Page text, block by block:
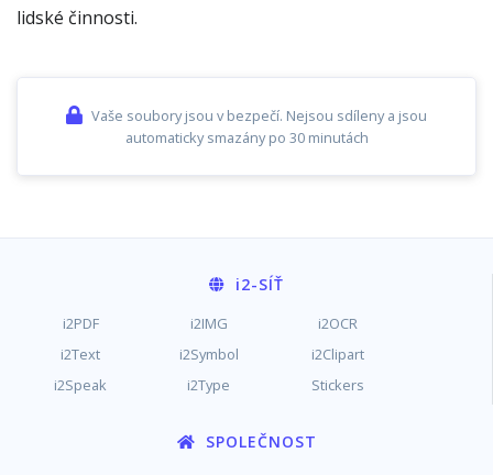
lidské činnosti.
Vaše soubory jsou v bezpečí. Nejsou sdíleny a jsou
automaticky smazány po 30 minutách
i2-SÍŤ
i2PDF i2IMG
i2OCR
i2Text
i2Symbol
i2Clipart
i2Speak
i2Type Stickers
SPOLEČNOST